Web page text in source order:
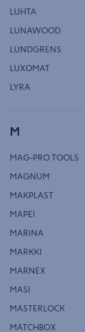
LUHTA
LUNAWOOD
LUNDGRENS
LUXOMAT
LYRA
M
MAG-PRO TOOLS
MAGNUM
MAKPLAST
MAPEI
MARINA
MARKKI
MARNEX
MASI
MASTERLOCK
MATCHBOX